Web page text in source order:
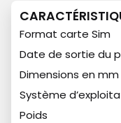
Format carte Sim
Date de sortie du
Dimensions en mm
Système
Poids